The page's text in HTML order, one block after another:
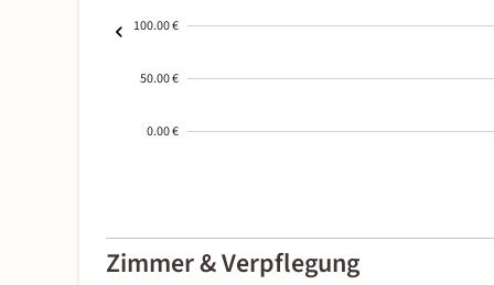
100.00 €
50.00 €
0.00 €
01-02
Zimmer & Verpflegung